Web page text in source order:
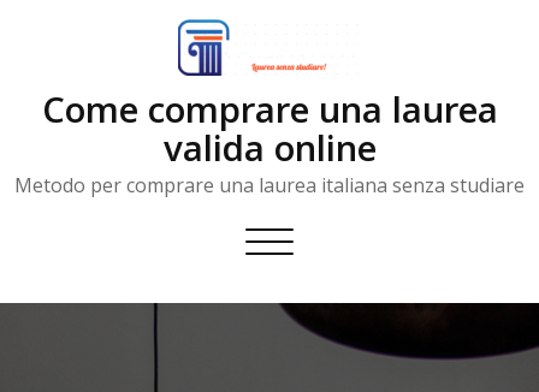
Come comprare una laurea
valida online
Metodo per comprare una laurea italiana senza studiare
Toggle